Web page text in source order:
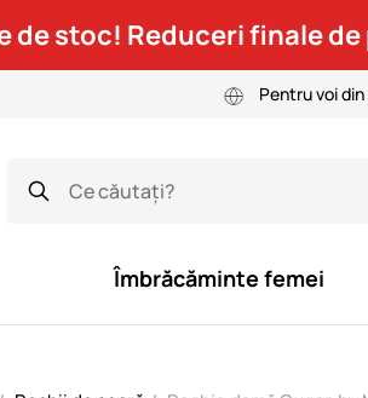
de stoc! Reduceri finale de
Pentru voi din
Îmbrăcăminte femei